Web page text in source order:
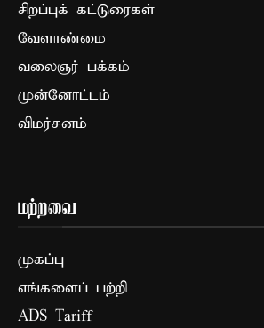
சிறப்புக் கட்டுரைகள்
வேளாண்மை
வலைஞர் பக்கம்
முன்னோட்டம்
விமர்சனம்
மற்றவை
முகப்பு
எங்களைப் பற்றி
ADS Tariff